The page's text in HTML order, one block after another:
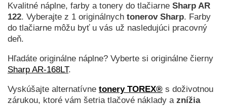
Kvalitné náplne, farby a tonery do tlačiarne Sharp AR
122. Vyberajte z 1 originálnych tonerov Sharp. Farby
do tlačiarne môžu byť u vás už nasledujúci pracovný
deň.
Hľadáte originálne náplne? Vyberte si originálne čierny
Sharp AR-168LT.
Vyskúšajte alternatívne tonery TOREX® s doživotnou
zárukou, ktoré vám šetria tlačové náklady a znížia